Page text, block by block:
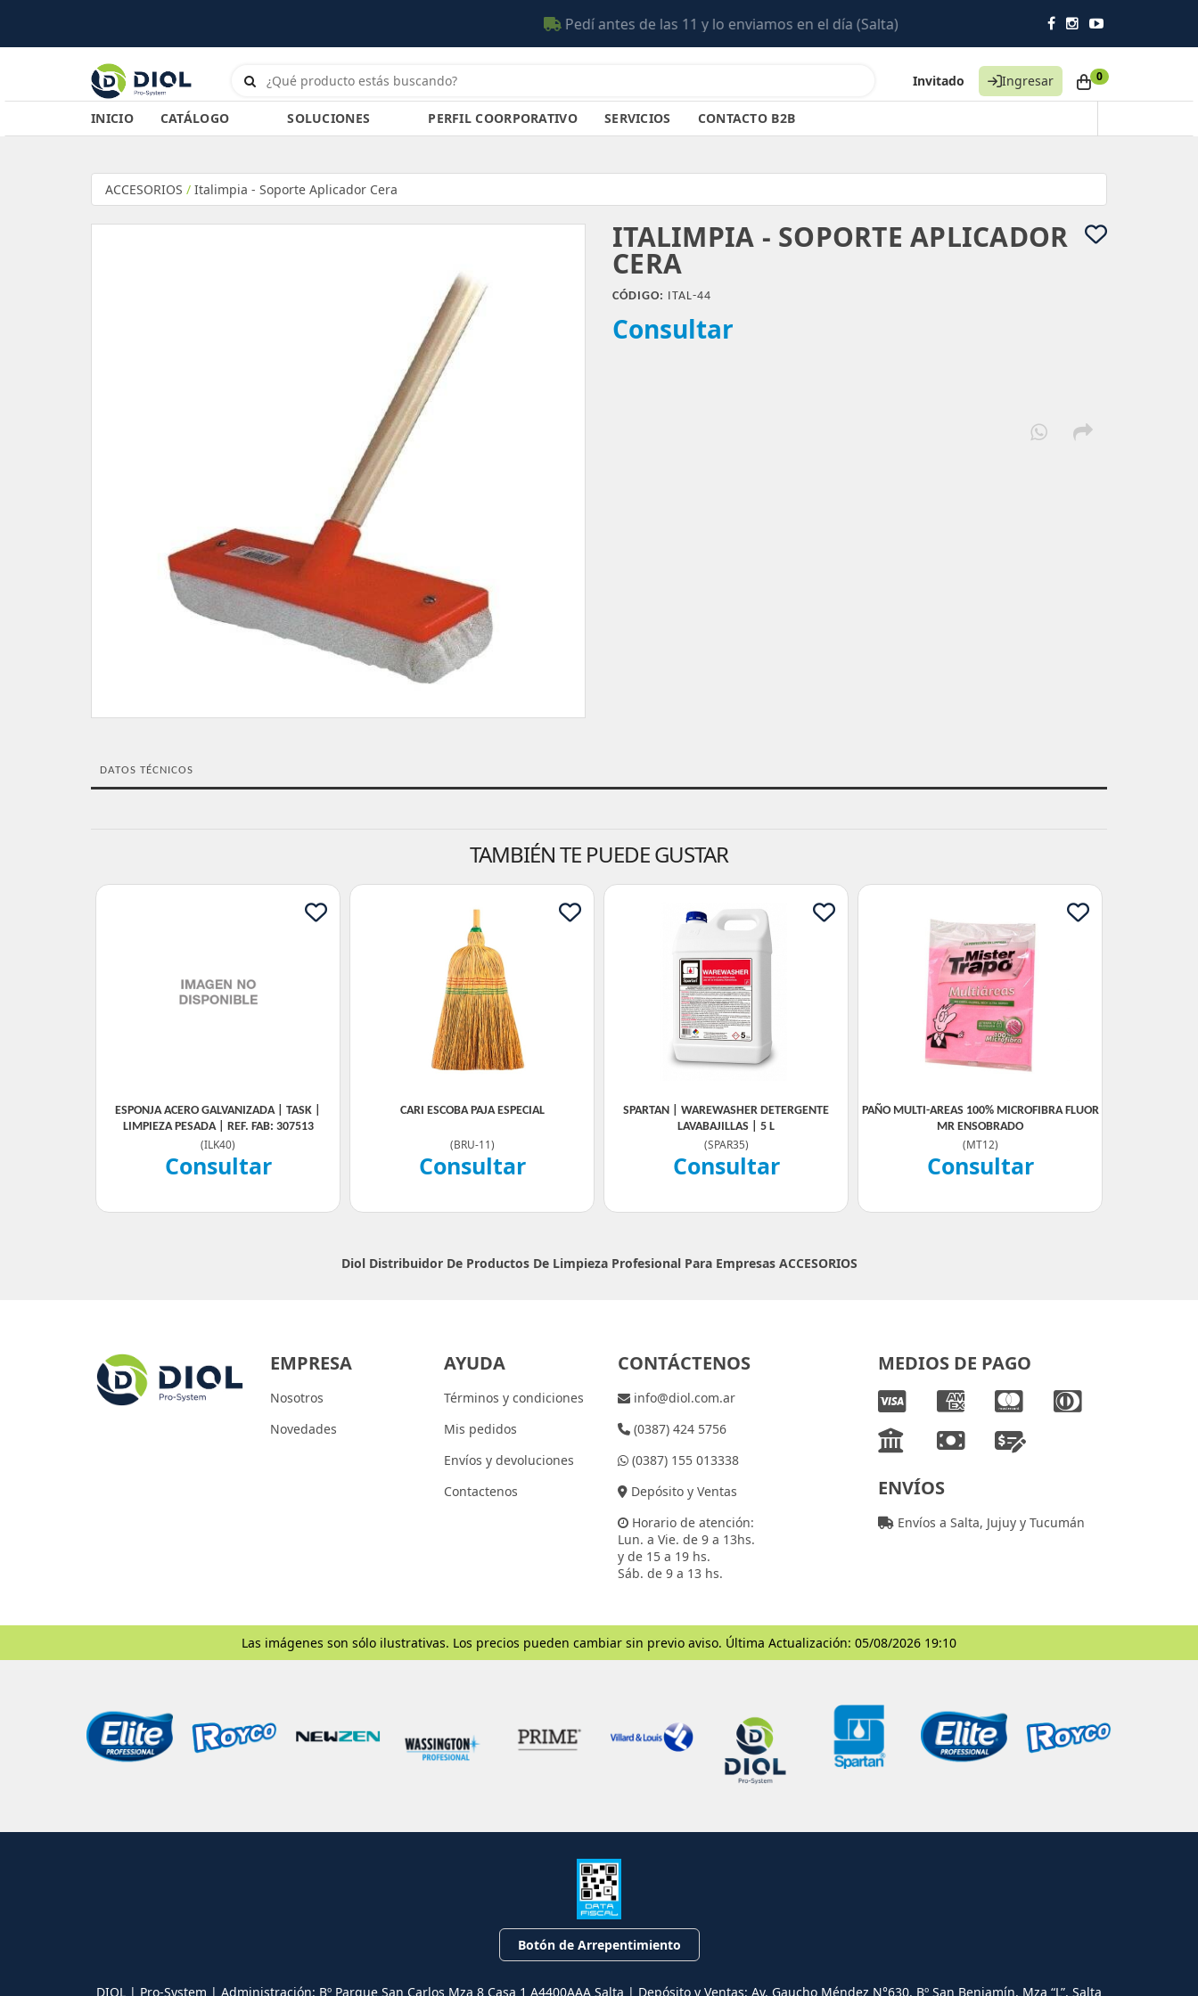
Invitado Ingresar 0
INICIO CATÁLOGO SOLUCIONES PERFIL COORPORATIVO SERVICIOS CONTACTO B2B
ACCESORIOS / Italimpia - Soporte Aplicador Cera
ITALIMPIA - SOPORTE APLICADOR
CERA
CÓDIGO: ITAL-44
Consultar
DATOS TÉCNICOS
TAMBIÉN TE PUEDE GUSTAR
ESPONJA ACERO GALVANIZADA | TASK |
LIMPIEZA PESADA | REF. FAB: 307513
(ILK40)
Consultar
CARI ESCOBA PAJA ESPECIAL
(BRU-11)
Consultar
SPARTAN | WAREWASHER DETERGENTE
LAVABAJILLAS | 5 L
(SPAR35)
Consultar
PAÑO MULTI-AREAS 100% MICROFIBRA FLUOR
MR ENSOBRADO
(MT12)
Consultar
Diol Distribuidor De Productos De Limpieza Profesional Para Empresas ACCESORIOS
EMPRESA
Nosotros
Novedades
AYUDA
Términos y condiciones
Mis pedidos
Envíos y devoluciones
Contactenos
CONTÁCTENOS
info@diol.com.ar
(0387) 424 5756
(0387) 155 013338
Depósito y Ventas
Horario de atención:
Lun. a Vie. de 9 a 13hs.
y de 15 a 19 hs.
Sáb. de 9 a 13 hs.
MEDIOS DE PAGO
ENVÍOS
Envíos a Salta, Jujuy y Tucumán
Las imágenes son sólo ilustrativas. Los precios pueden cambiar sin previo aviso. Última Actualización: 05/08/2026 19:10
Botón de Arrepentimiento
DIOL | Pro-System | Administración: Bº Parque San Carlos Mza 8 Casa 1 A4400AAA Salta | Depósito y Ventas: Av. Gaucho Méndez N°630. Bº San Benjamín, Mza “L”, Salta